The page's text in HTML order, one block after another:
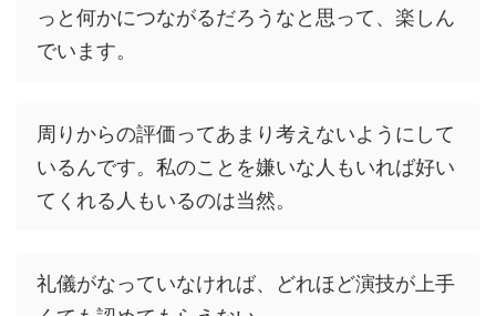
っと何かにつながるだろうなと思って、楽しん
でいます。
周りからの評価ってあまり考えないようにして
いるんです。私のことを嫌いな人もいれば好い
てくれる人もいるのは当然。
礼儀がなっていなければ、どれほど演技が上手